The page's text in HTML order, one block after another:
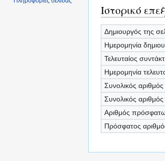
Ιστορικό
Δημιουργός της
Ημερομηνία
Τελευταίος
Ημερομηνία
Συνολικός
Συνολικός
Αριθμός
Πρόσφατος